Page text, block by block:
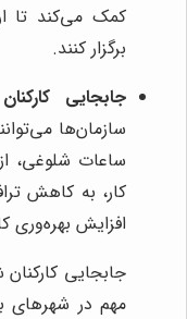
کمک می‌کند تا
برگزار کنند.
جابجایی
سازمان‌ها
ساعات شلوغی،
کار، به کاهش
افزایش بهره‌وری
جابجایی
مهم در شهرهای